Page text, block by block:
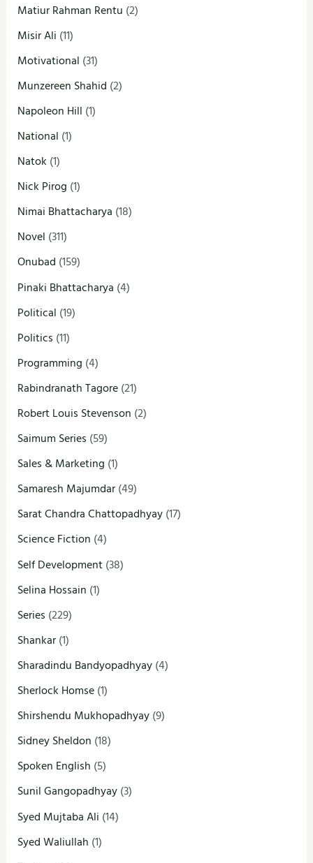
Matiur Rahman Rentu (2)
Misir Ali (11)
Motivational (31)
Munzereen Shahid (2)
Napoleon Hill (1)
National (1)
Natok (1)
Nick Pirog (1)
Nimai Bhattacharya (18)
Novel (311)
Onubad (159)
Pinaki Bhattacharya (4)
Political (19)
Politics (11)
Programming (4)
Rabindranath Tagore(21)
Robert Louis Stevenson (2)
Saimum Series (59)
Sales & Marketing (1)
Samaresh Majumdar(49)
Sarat Chandra Chattopadhyay(17)
Science Fiction (4)
Self Development(38)
Selina Hossain (1)
Series (229)
Shankar(1)
Sharadindu Bandyopadhyay(4)
Sherlock Homse(1)
Shirshendu Mukhopadhyay(9)
Sidney Sheldon (18)
Spoken English (5)
Sunil Gangopadhyay(3)
Syed Mujtaba Ali (14)
Syed Waliullah (1)